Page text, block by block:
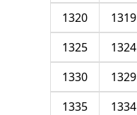
1319
1320
1324
1325
1329
1330
1334
1335